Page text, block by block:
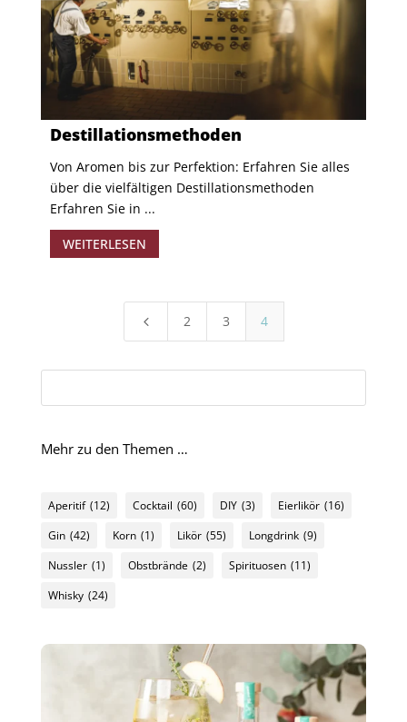
Destillationsmethoden
Von Aromen bis zur Perfektion: Erfahren Sie alles
über die vielfältigen Destillationsmethoden
Erfahren Sie in ...
WEITERLESEN
4 2 3 4
Mehr zu den Themen …
Aperitif (12) Cocktail (60) DIY (3) Eierlikör (16)
Gin (42) Korn (1) Likör (55) Longdrink (9)
Nussler (1) Obstbrände (2) Spirituosen (11)
Whisky (24)